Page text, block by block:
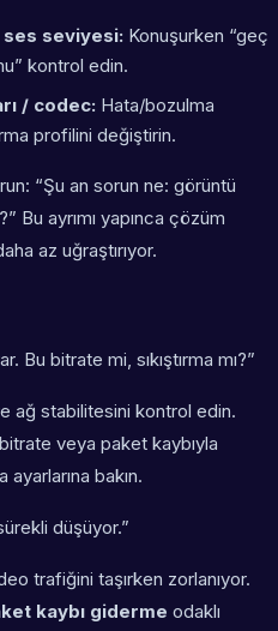
seviyesi: Konuşurken “geç
kontrol edin.
/ codec: Hata/bozulma
profilini değiştirin.
“Şu an sorun ne: görüntü
Bu ayrımı yapınca çözüm
az uğraştırıyor.
Bu bitrate mi, sıkıştırma mı?”
ağ stabilitesini kontrol edin.
veya paket kaybıyla
ayarlarına bakın.
düşüyor.”
trafiğini taşırken zorlanıyor.
kaybı giderme odaklı